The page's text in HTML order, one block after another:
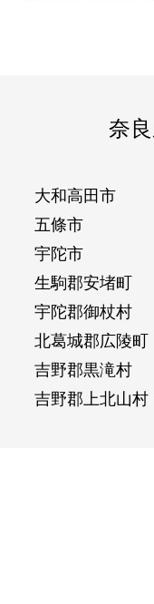
奈
大和高田市
五條市
宇陀市
生駒郡安堵町
宇陀郡御杖村
北葛城郡広陵町
吉野郡黒滝村
吉野郡上北山村